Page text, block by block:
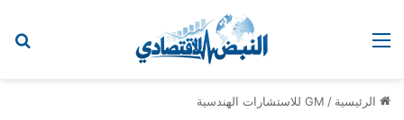
القائمة
الرئيسية / GM للاستشارات الهندسية